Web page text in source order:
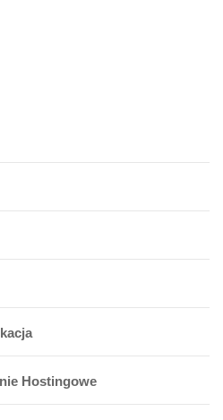
Hostingowe